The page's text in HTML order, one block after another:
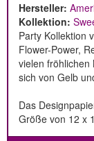
Hersteller:
Kollektion:
Party Kollektion
Flower-Power,
vielen fröhlichen
sich von Gelb
Das
Größe von 12 x